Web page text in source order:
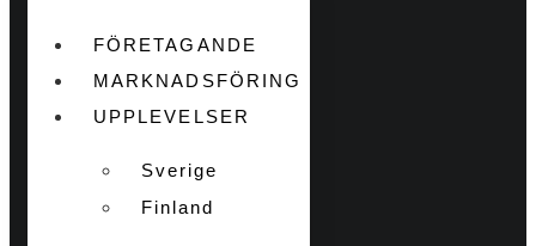
FÖRETAGANDE
MARKNADSFÖRING
UPPLEVELSER
Sverige
Finland